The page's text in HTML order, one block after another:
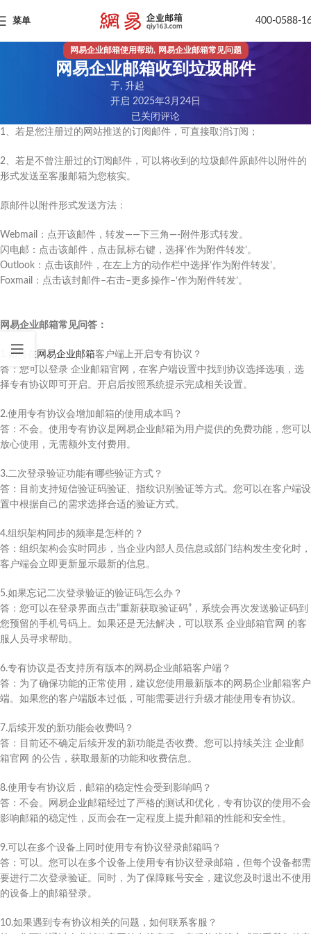
菜单 400-0588-
网易企业邮箱使用帮助, 网易企业邮箱常见问题
网易企业邮箱收到垃圾邮件
于, 升起
开启 2025年3月24日
已关闭评论
1、若是您注册过的网站推送的订阅邮件，可直接取消订阅；
2、若是不曾注册过的订阅邮件，可以将收到的垃圾邮件原邮件以附件的
形式发送至客服邮箱为您核实。
原邮件以附件形式发送方法：
Webmail：点开该邮件，转发——下三角—-附件形式转发。
闪电邮：点击该邮件，点击鼠标右键，选择‘作为附件转发’。
Outlook：点击该邮件，在左上方的动作栏中选择‘作为附件转发’。
Foxmail：点击该封邮件–右击–更多操作–‘作为附件转发’。
网易企业邮箱常见问答：
1.如何在 网易企业邮箱客户端上开启专有协议？
答：您可以登录 企业邮箱官网，在客户端设置中找到协议选择选项，选
择专有协议即可开启。开启后按照系统提示完成相关设置。
2.使用专有协议会增加邮箱的使用成本吗？
答：不会。使用专有协议是网易企业邮箱为用户提供的免费功能，您可以
放心使用，无需额外支付费用。
3.二次登录验证功能有哪些验证方式？
答：目前支持短信验证码验证、指纹识别验证等方式。您可以在客户端设
置中根据自己的需求选择合适的验证方式。
4.组织架构同步的频率是怎样的？
答：组织架构会实时同步，当企业内部人员信息或部门结构发生变化时，
客户端会立即更新显示最新的信息。
5.如果忘记二次登录验证的验证码怎么办？
答：您可以在登录界面点击“重新获取验证码”，系统会再次发送验证码到
您预留的手机号码上。如果还是无法解决，可以联系 企业邮箱官网 的客
服人员寻求帮助。
6.专有协议是否支持所有版本的网易企业邮箱客户端？
答：为了确保功能的正常使用，建议您使用最新版本的网易企业邮箱客户
端。如果您的客户端版本过低，可能需要进行升级才能使用专有协议。
7.后续开发的新功能会收费吗？
答：目前还不确定后续开发的新功能是否收费。您可以持续关注 企业邮
箱官网 的公告，获取最新的功能和收费信息。
8.使用专有协议后，邮箱的稳定性会受到影响吗？
答：不会。网易企业邮箱经过了严格的测试和优化，专有协议的使用不会
影响邮箱的稳定性，反而会在一定程度上提升邮箱的性能和安全性。
9.可以在多个设备上同时使用专有协议登录邮箱吗？
答：可以。您可以在多个设备上使用专有协议登录邮箱，但每个设备都需
要进行二次登录验证。同时，为了保障账号安全，建议您及时退出不使用
的设备上的邮箱登录。
10.如果遇到专有协议相关的问题，如何联系客服？